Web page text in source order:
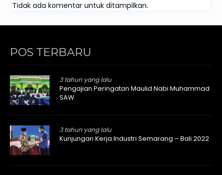
Tidak ada komentar untuk ditampilkan.
POS TERBARU
3 tahun yang lalu
Pengajian Peringatan Maulid Nabi Muhammad
SAW
3 tahun yang lalu
Kunjungan Kerja Industri Semarang – Bali 2022